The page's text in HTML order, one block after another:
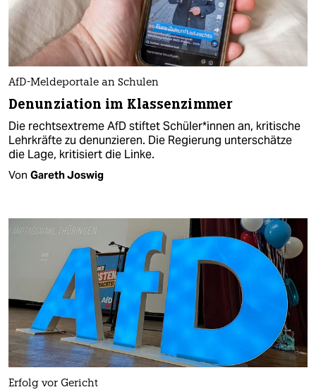
AfD-Meldeportale an Schulen
Denunziation im Klassenzimmer
Die rechtsextreme AfD stiftet Schü­le­r*in­nen an, kritische
Leh­rkräfte zu denunzieren. Die Regierung unterschätze
die Lage, kritisiert die Linke.
Von Gareth Joswig
Erfolg vor Gericht